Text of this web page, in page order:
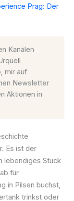
Prag: Der
Kanälen
mir auf
Newsletter
Aktionen in
Es ist der
lebendiges Stück
für
in Pilsen buchst,
trinkst oder